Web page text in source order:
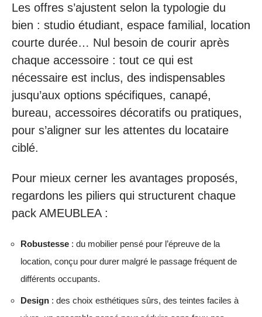
Les offres s’ajustent selon la typologie du
bien : studio étudiant, espace familial, location
courte durée… Nul besoin de courir après
chaque accessoire : tout ce qui est
nécessaire est inclus, des indispensables
jusqu’aux options spécifiques, canapé,
bureau, accessoires décoratifs ou pratiques,
pour s’aligner sur les attentes du locataire
ciblé.
Pour mieux cerner les avantages proposés,
regardons les piliers qui structurent chaque
pack AMEUBLEA :
Robustesse : du mobilier pensé pour l’épreuve de la
location, conçu pour durer malgré le passage fréquent de
différents occupants.
Design : des choix esthétiques sûrs, des teintes faciles à